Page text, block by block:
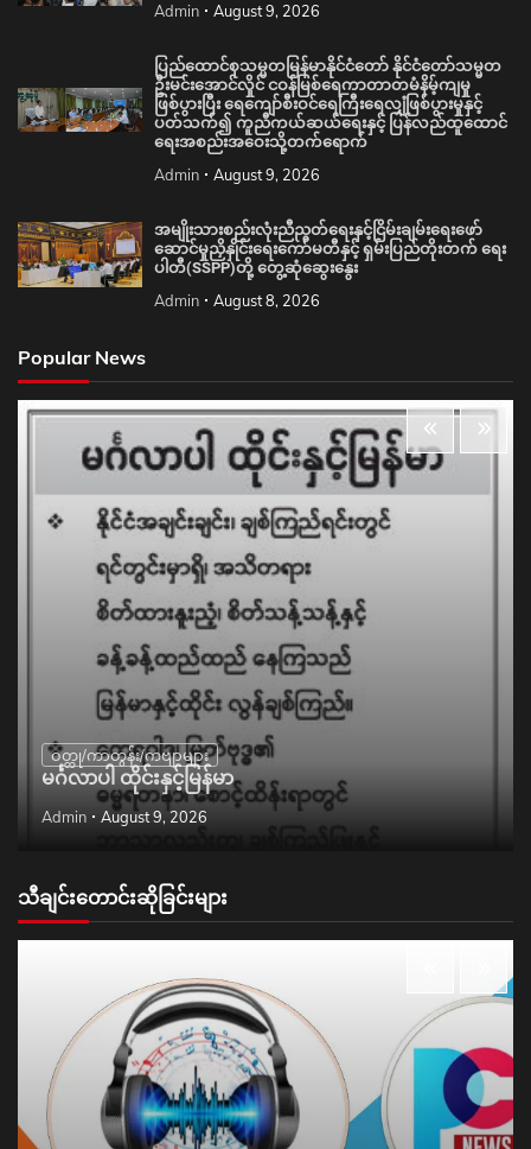
Admin August 9, 2026
ပြည်ထောင်စုသမ္မတမြန်မာနိုင်ငံတော် နိုင်ငံတော်သမ္မတ
ဦးမင်းအောင်လှိုင် ငဝန်မြစ်ရေကာတာတမံနိမ့်ကျမှု
ဖြစ်ပွားပြီး ရေကျော်စီးဝင်ရေကြီးရေလျှံဖြစ်ပွားမှုနှင့်
ပတ်သက်၍ ကူညီကယ်ဆယ်ရေးနှင့် ပြန်လည်ထူထောင်
ရေးအစည်းအဝေးသို့တက်ရောက်
Admin August 9, 2026
အမျိုးသားစည်းလုံးညီညွတ်ရေးနှင့်ငြိမ်းချမ်းရေးဖော်
ဆောင်မှုညှိနှိုင်းရေးကော်မတီနှင့် ရှမ်းပြည်တိုးတက် ရေး
ပါတီ(SSPP)တို့ တွေ့ဆုံဆွေးနွေး
Admin August 8, 2026
Popular News
ဝတ္ထု/ကာတွန်း/ကဗျာများ
မင်္ဂလာပါ ထိုင်းနှင့်မြန်မာ
Admin August 9, 2026
သီချင်းတောင်းဆိုခြင်းများ